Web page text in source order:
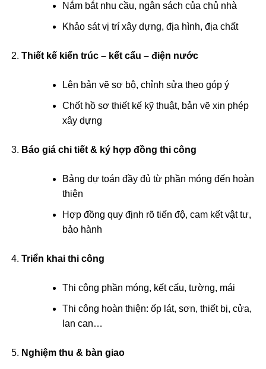
Nắm bắt nhu cầu, ngân sách của chủ nhà
Khảo sát vị trí xây dựng, địa hình, địa chất
Thiết kế kiến trúc – kết cấu – điện nước
Lên bản vẽ sơ bộ, chỉnh sửa theo góp ý
Chốt hồ sơ thiết kế kỹ thuật, bản vẽ xin phép
xây dựng
Báo giá chi tiết & ký hợp đồng thi công
Bảng dự toán đầy đủ từ phần móng đến hoàn
thiện
Hợp đồng quy định rõ tiến độ, cam kết vật tư,
bảo hành
Triển khai thi công
Thi công phần móng, kết cấu, tường, mái
Thi công hoàn thiện: ốp lát, sơn, thiết bị, cửa,
lan can…
Nghiệm thu & bàn giao